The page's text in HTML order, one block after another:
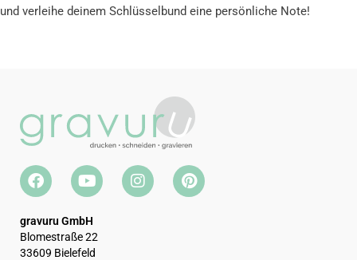
und verleihe deinem Schlüsselbund eine persönliche Note!
gravuru GmbH
Blomestraße 22
33609 Bielefeld